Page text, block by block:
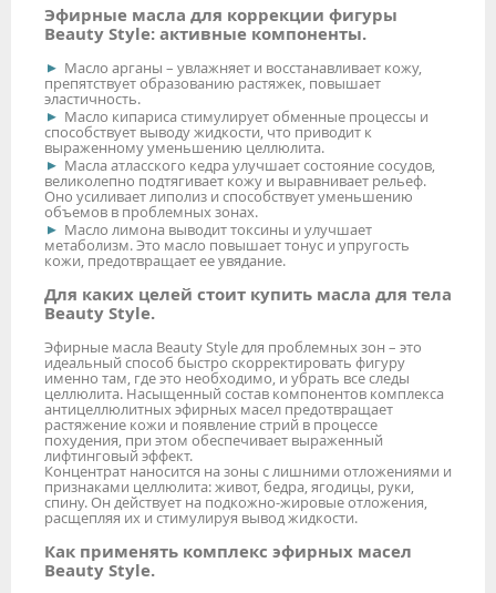
Эфирные масла для коррекции фигуры
Beauty Style: активные компоненты.
Масло арганы – увлажняет и восстанавливает кожу,
препятствует образованию растяжек, повышает
эластичность.
Масло кипариса стимулирует обменные процессы и
способствует выводу жидкости, что приводит к
выраженному уменьшению целлюлита.
Масла атласского кедра улучшает состояние сосудов,
великолепно подтягивает кожу и выравнивает рельеф.
Оно усиливает липолиз и способствует уменьшению
объемов в проблемных зонах.
Масло лимона выводит токсины и улучшает
метаболизм. Это масло повышает тонус и упругость
кожи, предотвращает ее увядание.
Для каких целей стоит купить масла для тела
Beauty Style.
Эфирные масла Beauty Style для проблемных зон – это
идеальный способ быстро скорректировать фигуру
именно там, где это необходимо, и убрать все следы
целлюлита. Насыщенный состав компонентов комплекса
антицеллюлитных эфирных масел предотвращает
растяжение кожи и появление стрий в процессе
похудения, при этом обеспечивает выраженный
лифтинговый эффект.
Концентрат наносится на зоны с лишними отложениями и
признаками целлюлита: живот, бедра, ягодицы, руки,
спину. Он действует на подкожно-жировые отложения,
расщепляя их и стимулируя вывод жидкости.
Как применять комплекс эфирных масел
Beauty Style.